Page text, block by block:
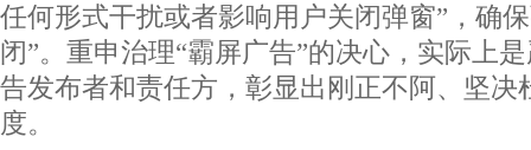
任何形式干扰或者影响用户关闭弹窗”，确
闭”。重申治理“霸屏广告”的决心，实际上
告发布者和责任方，彰显出刚正不阿、坚决
度。